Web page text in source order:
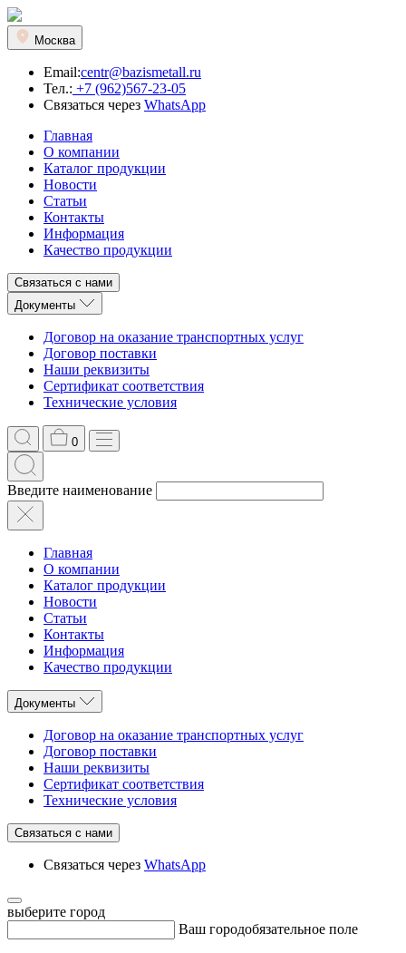
Москва
Email:centr@bazismetall.ru
Тел.: +7 (962)567-23-05
Связаться через WhatsApp
Главная
О компании
Каталог продукции
Новости
Статьи
Контакты
Информация
Качество продукции
Связаться с нами
Документы
Договор на оказание транспортных услуг
Договор поставки
Наши реквизиты
Сертификат соответствия
Технические условия
0
Введите наименование
Главная
О компании
Каталог продукции
Новости
Статьи
Контакты
Информация
Качество продукции
Документы
Договор на оказание транспортных услуг
Договор поставки
Наши реквизиты
Сертификат соответствия
Технические условия
Связаться с нами
Связаться через WhatsApp
выберите город
Ваш городобязательное поле